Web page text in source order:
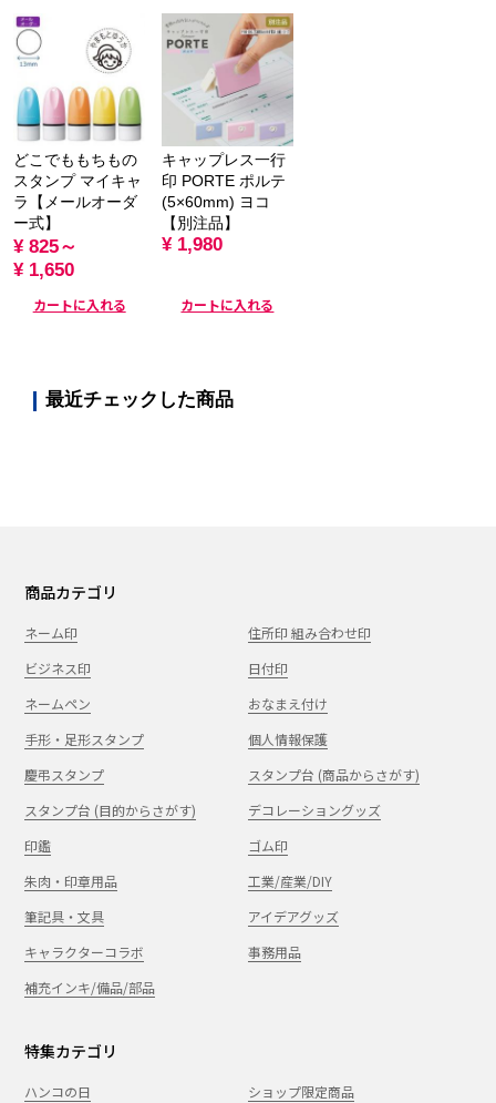
どこでももちもの
スタンプ マイキャ
ラ【メールオーダ
ー式】
¥ 825～
¥ 1,650
カートに入れる
キャップレス一行
印 PORTE ポルテ
(5×60mm) ヨコ
【別注品】
¥ 1,980
カートに入れる
最近チェックした商品
商品カテゴリ
ネーム印
住所印 組み合わせ印
ビジネス印
日付印
ネームペン
おなまえ付け
手形・足形スタンプ
個人情報保護
慶弔スタンプ
スタンプ台 (商品からさがす)
スタンプ台 (目的からさがす)
デコレーショングッズ
印鑑
ゴム印
朱肉・印章用品
工業/産業/DIY
筆記具・文具
アイデアグッズ
キャラクターコラボ
事務用品
補充インキ/備品/部品
特集カテゴリ
ハンコの日 ショップ限定商品